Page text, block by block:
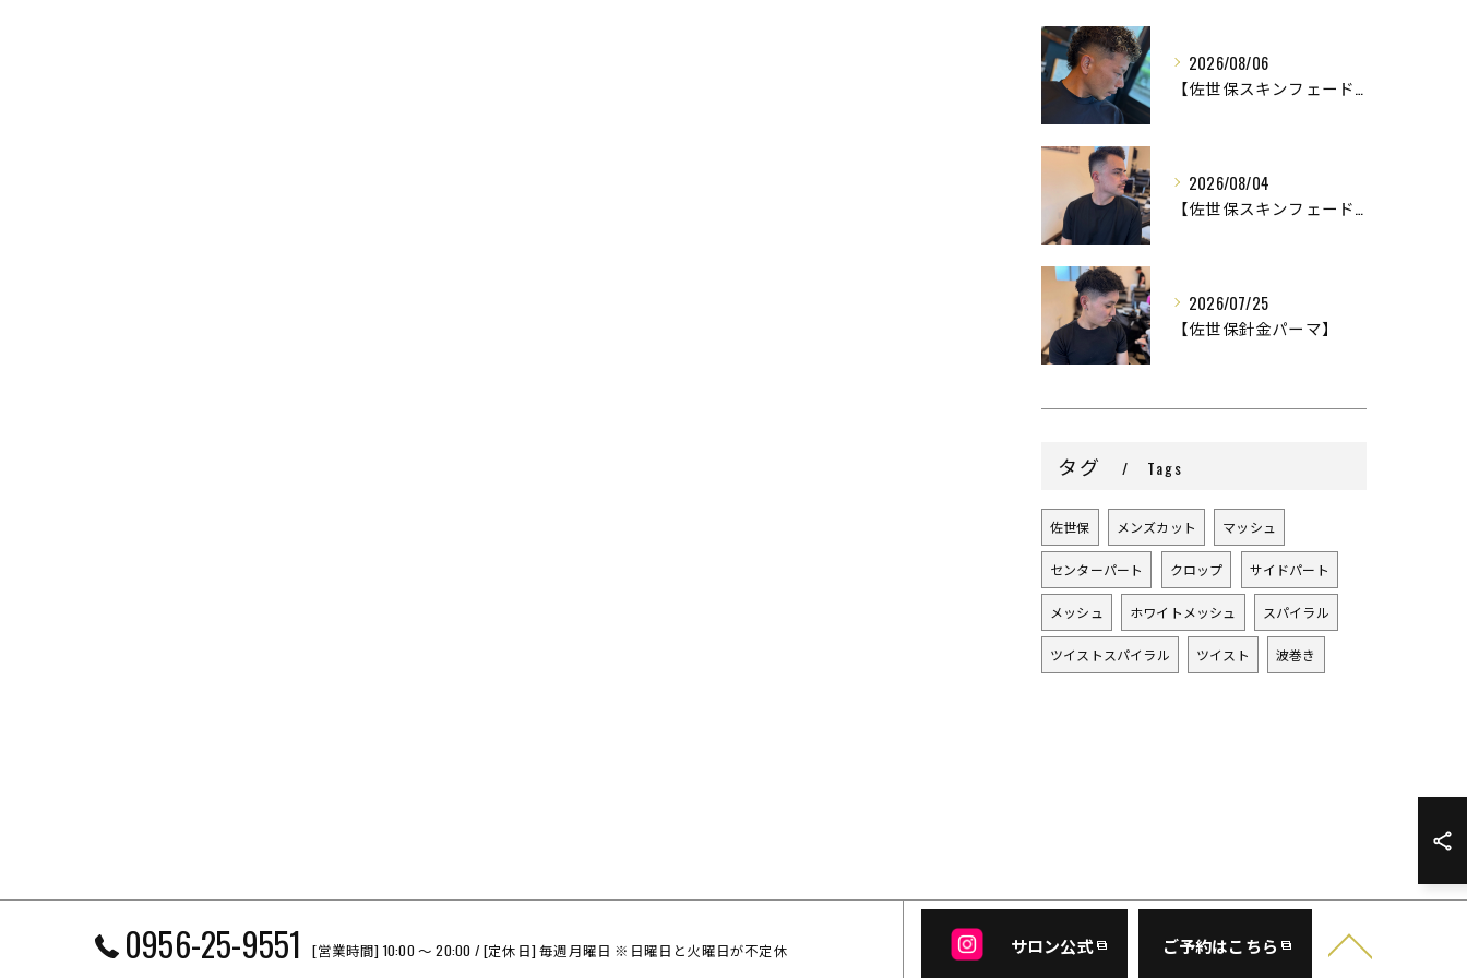
2026/08/06
【佐世保スキンフェード】
2026/08/04
【佐世保スキンフェード】
2026/07/25
【佐世保針金パーマ】
タグ Tags
佐世保 メンズカット マッシュ
センターパート クロップ サイドパート
メッシュ ホワイトメッシュ スパイラル
ツイストスパイラル ツイスト 波巻き
0956-25-9551 [営業時間] 10:00 〜 20:00 / [定休日] 毎週月曜日 ※日曜日と火曜日が不定休 サロン公式 ご予約はこちら